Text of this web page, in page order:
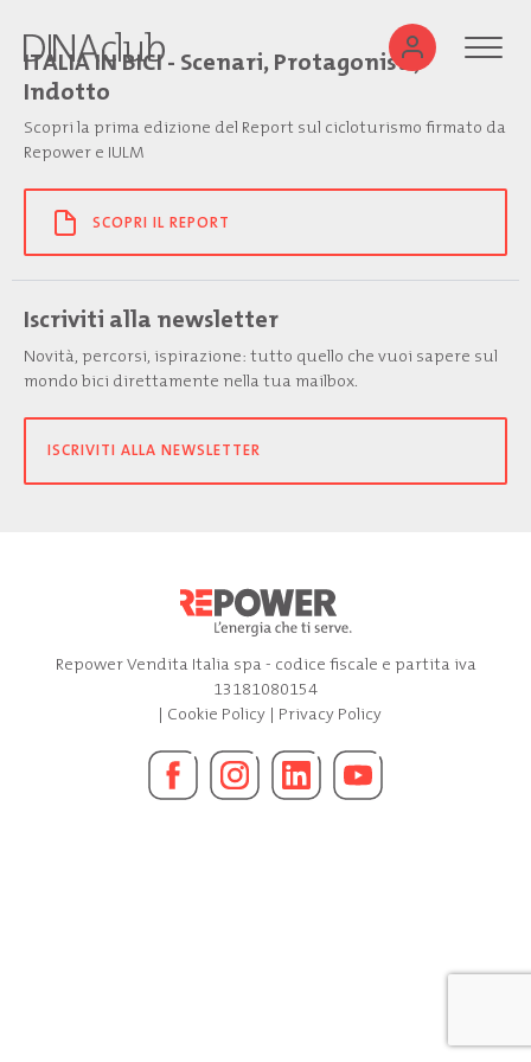
ITALIA IN BICI - Scenari, Protagonisti,
Indotto
Scopri la prima edizione del Report sul cicloturismo firmato da
Repower e IULM
SCOPRI IL REPORT
Iscriviti alla newsletter
Novità, percorsi, ispirazione: tutto quello che vuoi sapere sul
mondo bici direttamente nella tua mailbox.
ISCRIVITI ALLA NEWSLETTER
Repower Vendita Italia spa - codice fiscale e partita iva
13181080154
| Cookie Policy| Privacy Policy